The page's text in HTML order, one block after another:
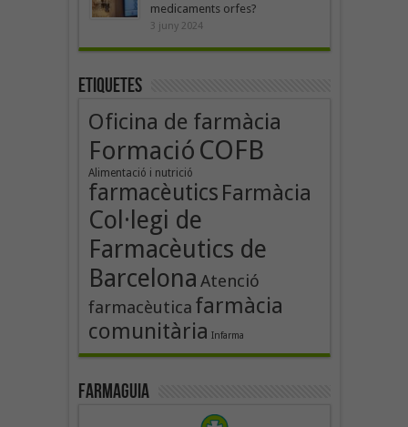
medicaments orfes?
3 juny 2024
Etiquetes
Oficina de farmàcia
Formació COFB
Alimentació i nutrició
farmacèutics Farmàcia
Col·legi de
Farmacèutics de
Barcelona Atenció
farmacèutica farmàcia
comunitària Infarma
Farmaguia